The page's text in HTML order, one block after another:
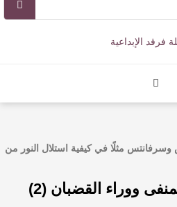
داخل رواياتي
لمخاطبة العالم.
وسرفانتس مثلًا في كيفية استلال النور من
ووراء القضبان (2)